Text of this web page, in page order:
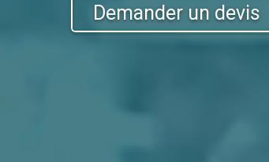
Demander un devis